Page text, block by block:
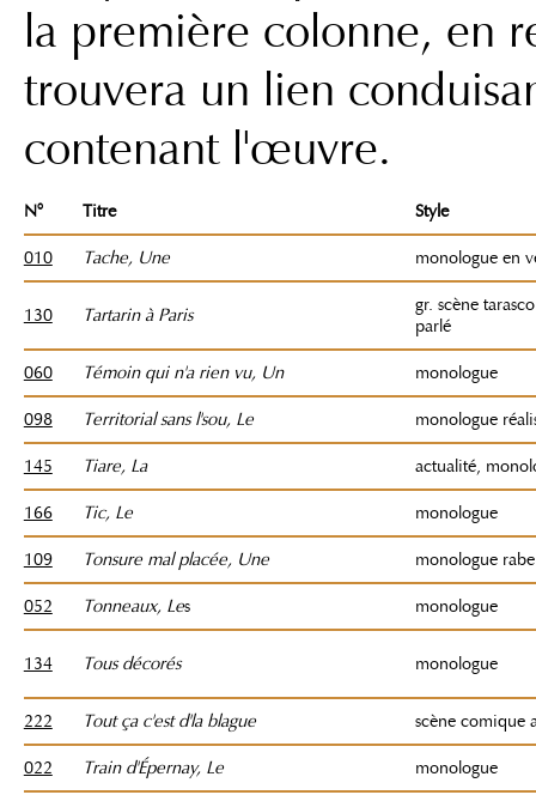
la première colonne, en
trouvera un lien
contenant l'œuvre.
N° Titre Style
010 Tache, Une monologue en
130 Tartarin à Paris
gr. scène
parlé
060 Témoin qui n'a rien vu, Un monologue
098 Territorial sans l'sou, Le monologue
145 Tiare, La actualité,
166 Tic, Le monologue
109 Tonsure mal placée, Une monologue
052 Tonneaux, Les monologue
134 Tous décorés monologue
222 Tout ça c'est d'la blague scène comique
022 Train d'Épernay, Le monologue